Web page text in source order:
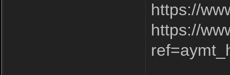
https://
https://